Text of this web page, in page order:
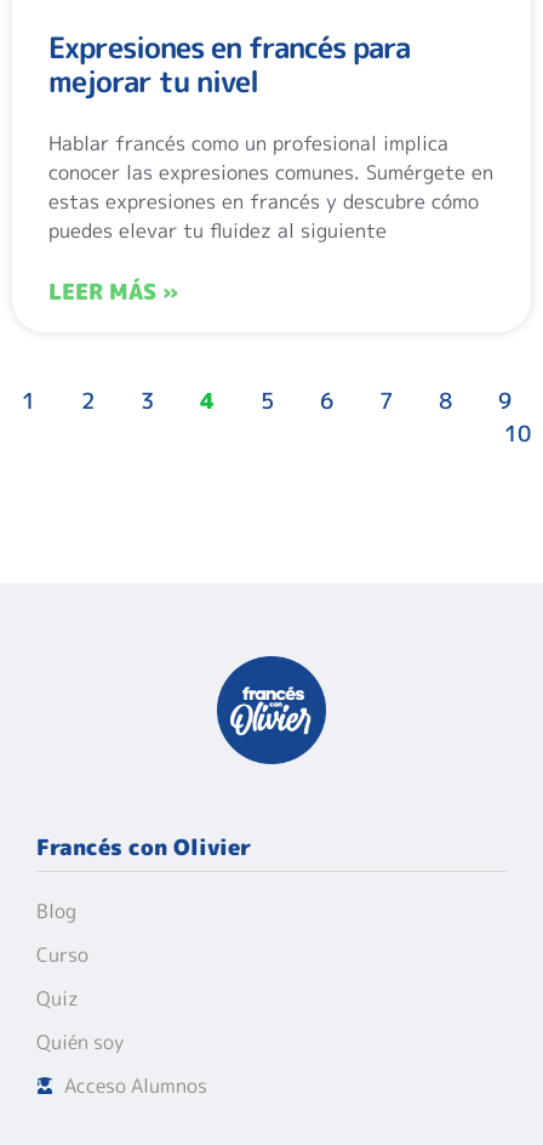
Expresiones en francés para
mejorar tu nivel
Hablar francés como un profesional implica
conocer las expresiones comunes. Sumérgete en
estas expresiones en francés y descubre cómo
puedes elevar tu fluidez al siguiente
LEER MÁS »
1 2 3 4 5 6 7 8
9
10
Francés con Olivier
Blog
Curso
Quiz
Quién soy
Acceso Alumnos